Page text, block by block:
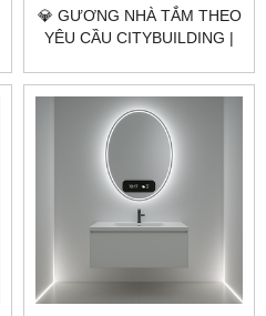
💎 GƯƠNG NHÀ TẮM THEO
YÊU CẦU CITYBUILDING |
GIÁ GƯƠNG NHÀ TẮM XÃ
HỒ TRÀM TP.HCM